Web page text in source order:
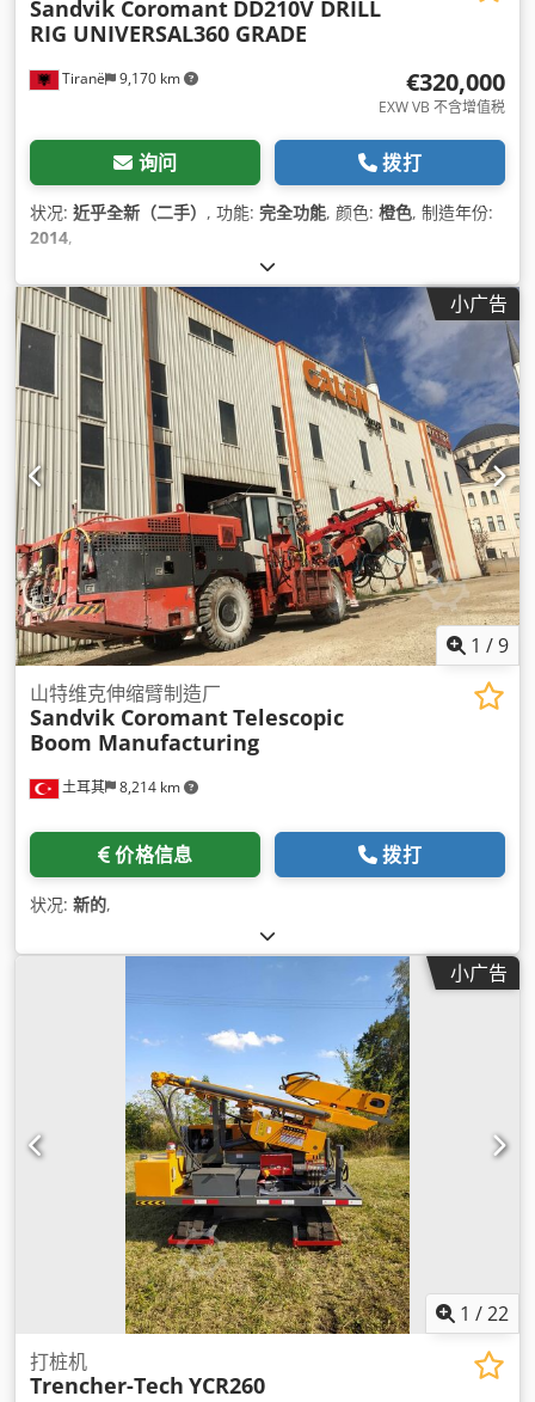
Tiranë 9,170 km
Sandvik Coromant DD210V DRILL
RIG UNIVERSAL360 GRADE
€320,000
EXW VB 不含增值税
询问 拨打
状况: 近乎全新（二手） , 功能: 完全功能, 颜色: 橙色, 制造年份:
2014,
小广告
1 /9
土耳其 8,214 km
山特维克伸缩臂制造厂
Sandvik CoromantTelescopic
Boom Manufacturing
价格信息 拨打
状况: 新的,
小广告
1 /22
打桩机
Trencher-Tech YCR260